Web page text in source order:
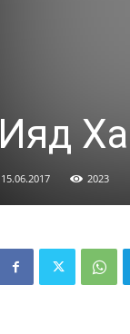
Ияд
15.06.2017 2023